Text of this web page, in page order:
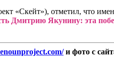
«Скейт»), отметил, что
Дмитрию Якунину: эта
и фото с